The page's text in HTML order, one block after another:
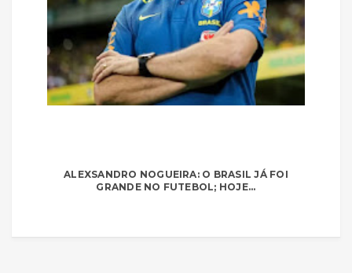
ALEXSANDRO NOGUEIRA: O BRASIL JÁ FOI
GRANDE NO FUTEBOL; HOJE...